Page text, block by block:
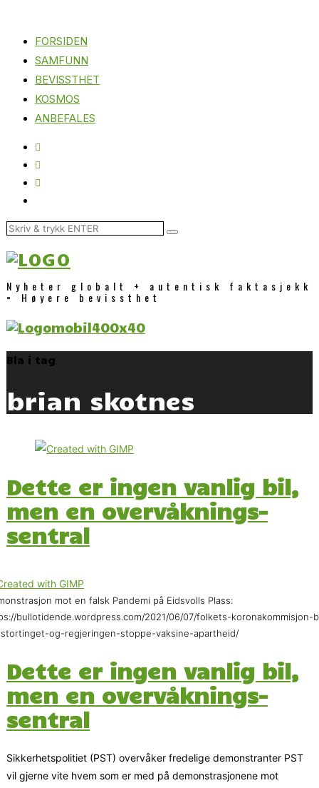
FORSIDEN
SAMFUNN
BEVISSTHET
KOSMOS
ANBEFALES
Nyheter globalt + autentisk faktasjekk
= Høyere bevissthet
Bla i tag
brian skotnes
Dette er ingen vanlig bil,
men en overvåknings-
sentral
mot en falsk Pandemi på Eidsvolls Plass:
bullotidende.wordpress.com/2021/06/07/folkets-koronakommisjon-
og-regjeringen-stoppe-vaksine-apartheid/
Dette er ingen vanlig bil,
men en overvåknings-
sentral
Sikkerhetspolitiet (PST) overvåker fredelige demonstranter PST
vil gjerne vite hvem som er med på demonstrasjonene mot